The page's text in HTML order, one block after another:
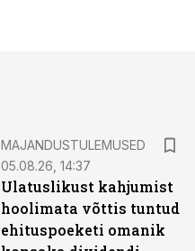
MAJANDUSTULEMUSED
05.08.26, 14:37
Ulatuslikust kahjumist
hoolimata võttis tuntud
ehituspoeketi omanik